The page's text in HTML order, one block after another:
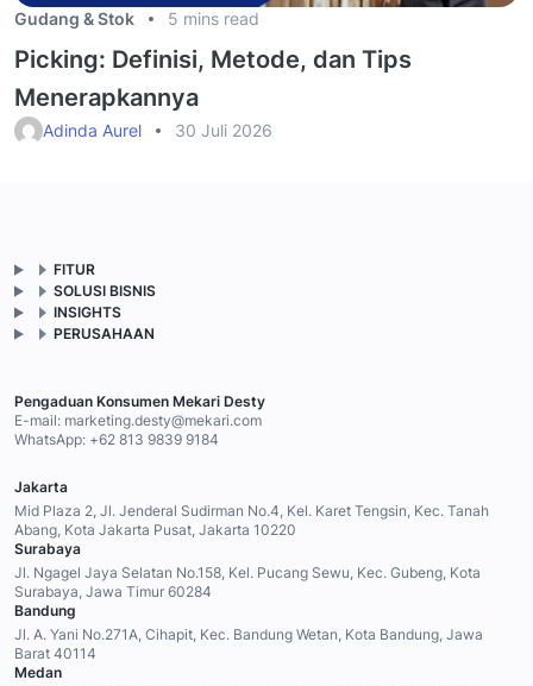
Gudang & Stok 5 mins read
Picking: Definisi, Metode, dan Tips
Menerapkannya
Adinda Aurel 30 Juli 2026
FITUR
SOLUSI BISNIS
INSIGHTS
PERUSAHAAN
Pengaduan Konsumen Mekari Desty
E-mail: marketing.desty@mekari.com
WhatsApp: +62 813 9839 9184
Jakarta
Mid Plaza 2, Jl. Jenderal Sudirman No.4, Kel. Karet Tengsin, Kec. Tanah
Abang, Kota Jakarta Pusat, Jakarta 10220
Surabaya
Jl. Ngagel Jaya Selatan No.158, Kel. Pucang Sewu, Kec. Gubeng, Kota
Surabaya, Jawa Timur 60284
Bandung
Jl. A. Yani No.271A, Cihapit, Kec. Bandung Wetan, Kota Bandung, Jawa
Barat 40114
Medan